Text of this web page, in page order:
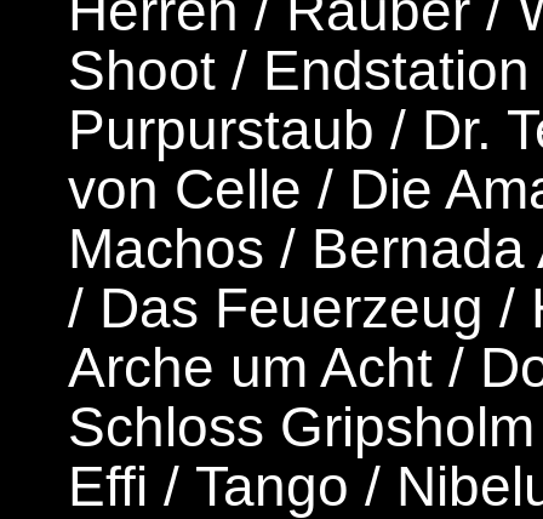
Shoot / Endstation
Purpurstaub / Dr.
von Celle / Die
Machos / Bernada
/ Das Feuerzeug /
Arche um Acht/
Schloss Gripsholm
Effi / Tango /